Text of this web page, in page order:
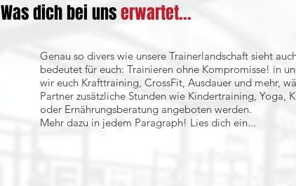
Was dich bei unserwartet...
Genau so divers wie unsere Trainerlandschaft sieht
bedeutet für euch: Trainieren ohne Kompromisse! in
wir euch Krafttraining, CrossFit, Ausdauer und mehr,
Partner zusätzliche Stunden wie Kindertraining, Yoga,
oder Ernährungsberatung angeboten werden.
Mehr dazu in jedem Paragraph! Lies dich ein...